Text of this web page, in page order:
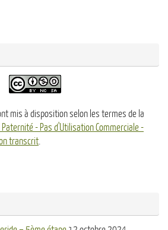
mis à disposition selon les termes de la
Paternité - Pas d'Utilisation Commerciale -
transcrit